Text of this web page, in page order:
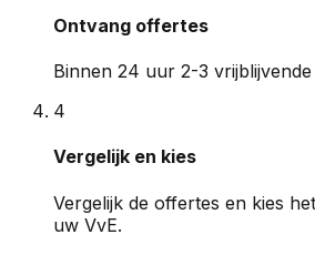
Ontvang offertes
Binnen 24 uur 2-3
4
Vergelijk en kies
Vergelijk de offertes en kies
uw VvE.